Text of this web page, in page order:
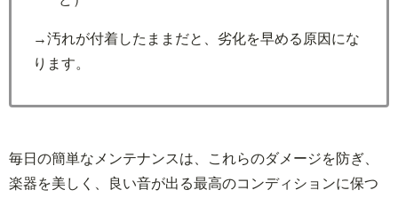
→汚れが付着したままだと、劣化を早める原因にな
ります。
毎日の簡単なメンテナンスは、これらのダメージを防ぎ、
楽器を美しく、良い音が出る最高のコンディションに保つ